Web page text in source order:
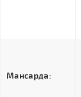
Мансарда: